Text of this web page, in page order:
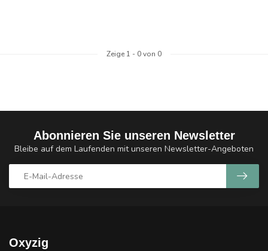
Zeige 1 - 0von 0
Abonnieren Sie unseren Newsletter
Bleibe auf dem Laufenden mit unseren Newsletter-Angeboten
Oxyzig